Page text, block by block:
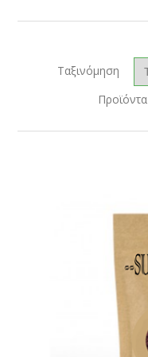
Ταξινόμηση
Προϊόντα